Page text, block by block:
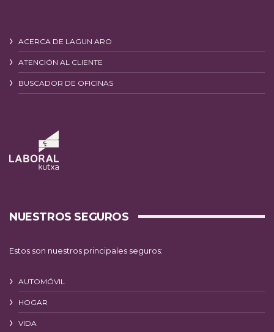
ACERCA DE LAGUN ARO
ATENCIÓN AL CLIENTE
BUSCADOR DE OFICINAS
NUESTROS SEGUROS
Estos son nuestros principales seguros:
AUTOMÓVIL
HOGAR
VIDA